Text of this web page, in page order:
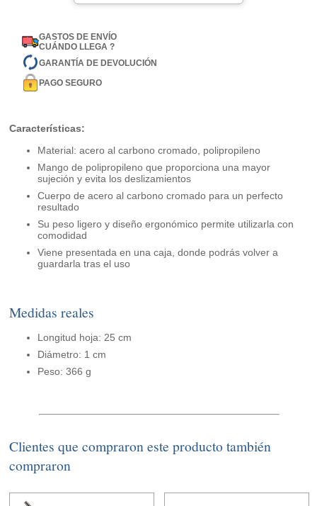
GASTOS DE ENVÍO
CUÁNDO LLEGA ?
GARANTÍA DE DEVOLUCIÓN
PAGO SEGURO
Características:
Material: acero al carbono cromado, polipropileno
Mango de polipropileno que proporciona una mayor
sujeción y evita los deslizamientos
Cuerpo de acero al carbono cromado para un perfecto
resultado
Su peso ligero y diseño ergonómico permite utilizarla con
comodidad
Viene presentada en una caja, donde podrás volver a
guardarla tras el uso
Medidas reales
Longitud hoja: 25 cm
Diámetro: 1 cm
Peso: 366 g
Clientes que compraron este producto también
compraron